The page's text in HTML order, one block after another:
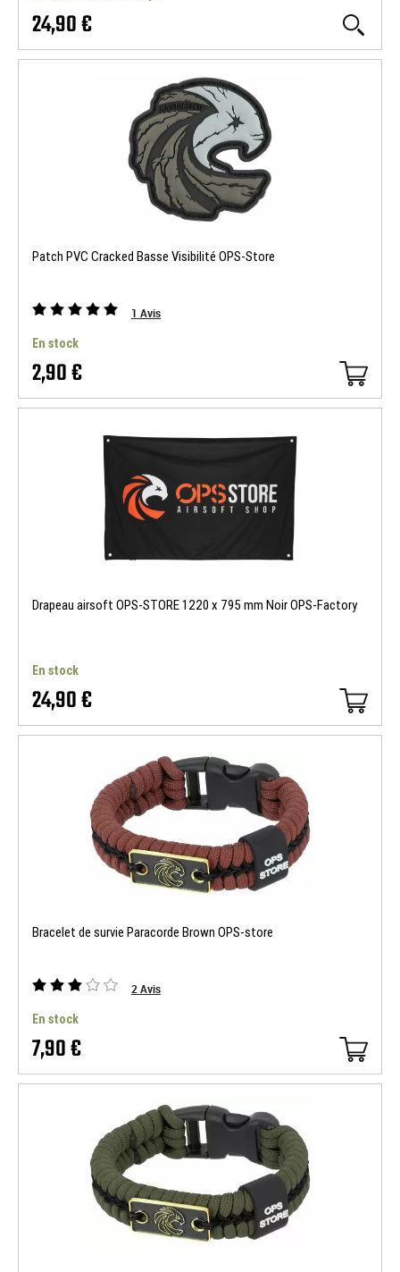
24,90 €
Patch PVC Cracked Basse Visibilité OPS-Store
1 Avis
En stock
2,90 €
Drapeau airsoft OPS-STORE 1220 x 795 mm Noir OPS-Factory
En stock
24,90 €
Bracelet de survie Paracorde Brown OPS-store
2Avis
En stock
7,90 €